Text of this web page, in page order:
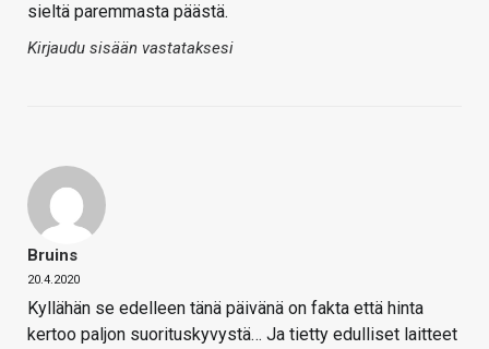
sieltä paremmasta päästä.
Kirjaudu sisään vastataksesi
Bruins
20.4.2020
Kyllähän se edelleen tänä päivänä on fakta että hinta
kertoo paljon suorituskyvystä… Ja tietty edulliset laitteet